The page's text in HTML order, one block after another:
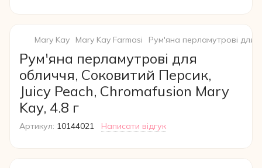
Mary Kay Mary Kay Farmasi Рум'яна перламутрові для
Рум'яна перламутрові для
обличчя, Соковитий Персик,
Juicy Peach, Chromafusion Mary
Kay, 4.8 г
Артикул: 10144021 Написати відгук